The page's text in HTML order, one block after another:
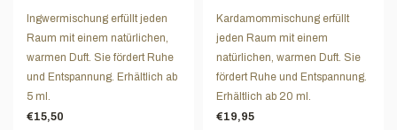
Ingwermischung erfüllt jeden
Raum mit einem natürlichen,
warmen Duft. Sie fördert Ruhe
und Entspannung. Erhältlich ab
5 ml.
€15,50
Kardamommischung erfüllt
jeden Raum mit einem
natürlichen, warmen Duft. Sie
fördert Ruhe und Entspannung.
Erhältlich ab 20 ml.
€19,95